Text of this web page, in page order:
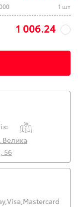
1 шт
1 006.24
Велика
56
Visa,Mastercard